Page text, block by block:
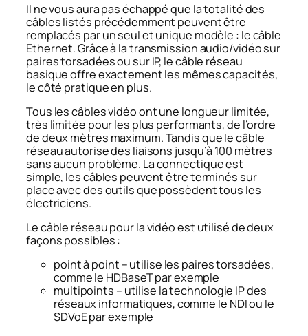
Il ne vous aura pas échappé que la totalité des
câbles listés précédemment peuvent être
remplacés par un seul et unique modèle : le câble
Ethernet. Grâce à la transmission audio/vidéo sur
paires torsadées ou sur IP, le câble réseau
basique offre exactement les mêmes capacités,
le côté pratique en plus.
Tous les câbles vidéo ont une longueur limitée,
très limitée pour les plus performants, de l’ordre
de deux mètres maximum. Tandis que le câble
réseau autorise des liaisons jusqu’à 100 mètres
sans aucun problème. La connectique est
simple, les câbles peuvent être terminés sur
place avec des outils que possèdent tous les
électriciens.
Le câble réseau pour la vidéo est utilisé de deux
façons possibles :
point à point – utilise les paires torsadées,
comme le HDBaseT par exemple
multipoints – utilise la technologie IP des
réseaux informatiques, comme le NDI ou le
SDVoE par exemple